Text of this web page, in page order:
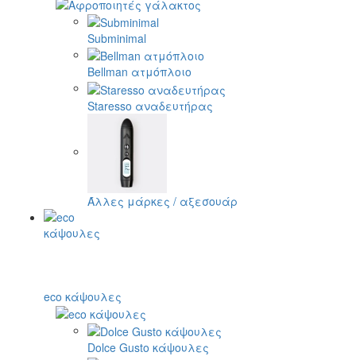
Subminimal
Bellman ατμόπλοιο
Staresso αναδευτήρας
Άλλες μάρκες / αξεσουάρ
eco κάψουλες
Dolce Gusto κάψουλες